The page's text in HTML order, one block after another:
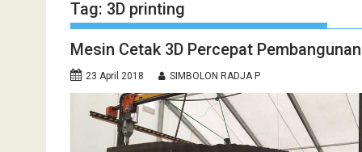
Tag: 3D printing
Mesin Cetak 3D Percepat
23 April 2018 SIMBOLON RADJA P